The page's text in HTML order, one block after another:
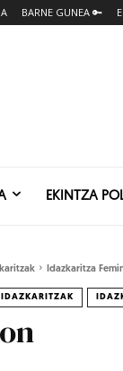
BARNE GUNEA 🔑
EKINTZA
Idazkaritza
IDAZKARITZAK